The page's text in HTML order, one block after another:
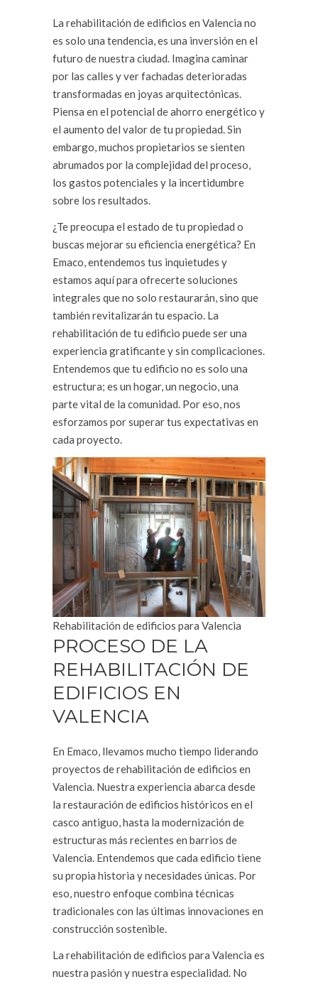
La rehabilitación de edificios en Valencia no
es solo una tendencia, es una inversión en el
futuro de nuestra ciudad. Imagina caminar
por las calles y ver fachadas deterioradas
transformadas en joyas arquitectónicas.
Piensa en el potencial de ahorro energético y
el aumento del valor de tu propiedad. Sin
embargo, muchos propietarios se sienten
abrumados por la complejidad del proceso,
los gastos potenciales y la incertidumbre
sobre los resultados.
¿Te preocupa el estado de tu propiedad o
buscas mejorar su eficiencia energética? En
Emaco, entendemos tus inquietudes y
estamos aquí para ofrecerte soluciones
integrales que no solo restaurarán, sino que
también revitalizarán tu espacio. La
rehabilitación de tu edificio puede ser una
experiencia gratificante y sin complicaciones.
Entendemos que tu edificio no es solo una
estructura; es un hogar, un negocio, una
parte vital de la comunidad. Por eso, nos
esforzamos por superar tus expectativas en
cada proyecto.
Rehabilitación de edificios para Valencia
PROCESO DE LA
REHABILITACIÓN DE
EDIFICIOS EN
VALENCIA
En Emaco, llevamos mucho tiempo liderando
proyectos de rehabilitación de edificios en
Valencia. Nuestra experiencia abarca desde
la restauración de edificios históricos en el
casco antiguo, hasta la modernización de
estructuras más recientes en barrios de
Valencia. Entendemos que cada edificio tiene
su propia historia y necesidades únicas. Por
eso, nuestro enfoque combina técnicas
tradicionales con las últimas innovaciones en
construcción sostenible.
La rehabilitación de edificios para Valencia es
nuestra pasión y nuestra especialidad. No